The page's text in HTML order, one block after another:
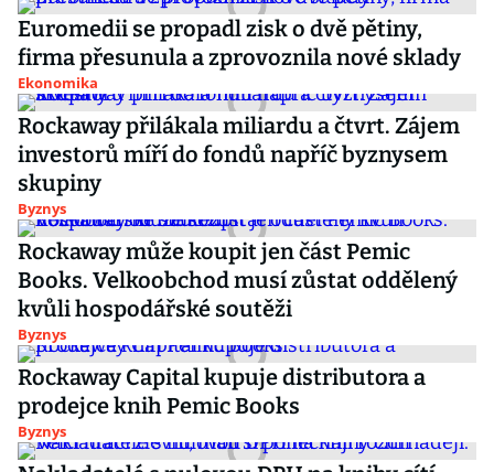
Euromedii se propadl zisk o dvě pětiny,
firma přesunula a zprovoznila nové sklady
Ekonomika
Rockaway přilákala miliardu a čtvrt. Zájem
investorů míří do fondů napříč byznysem
skupiny
Byznys
Rockaway může koupit jen část Pemic
Books. Velkoobchod musí zůstat oddělený
kvůli hospodářské soutěži
Byznys
Rockaway Capital kupuje distributora a
prodejce knih Pemic Books
Byznys